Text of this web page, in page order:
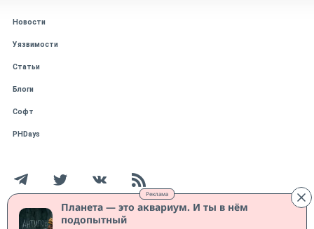
Реклама
Планета — это аквариум. И ты в нём
подопытный
Новости
Уязвимости
Статьи
Блоги
Софт
PHDays
Работает на CMS "1С-Битрикс: Управление сайтом"